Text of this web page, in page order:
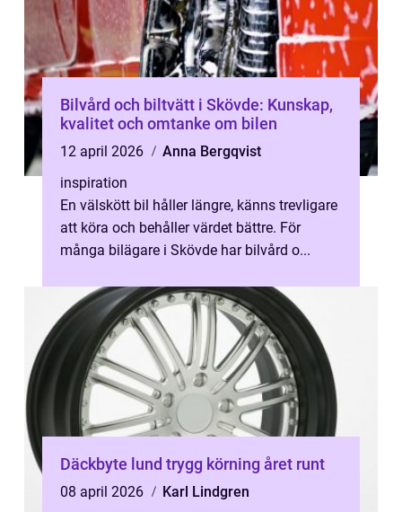
Bilvård och biltvätt i Skövde: Kunskap,
kvalitet och omtanke om bilen
12 april 2026
Anna Bergqvist
inspiration
En välskött bil håller längre, känns trevligare
att köra och behåller värdet bättre. För
många bilägare i Skövde har bilvård o...
Däckbyte lund trygg körning året runt
08 april 2026
Karl Lindgren